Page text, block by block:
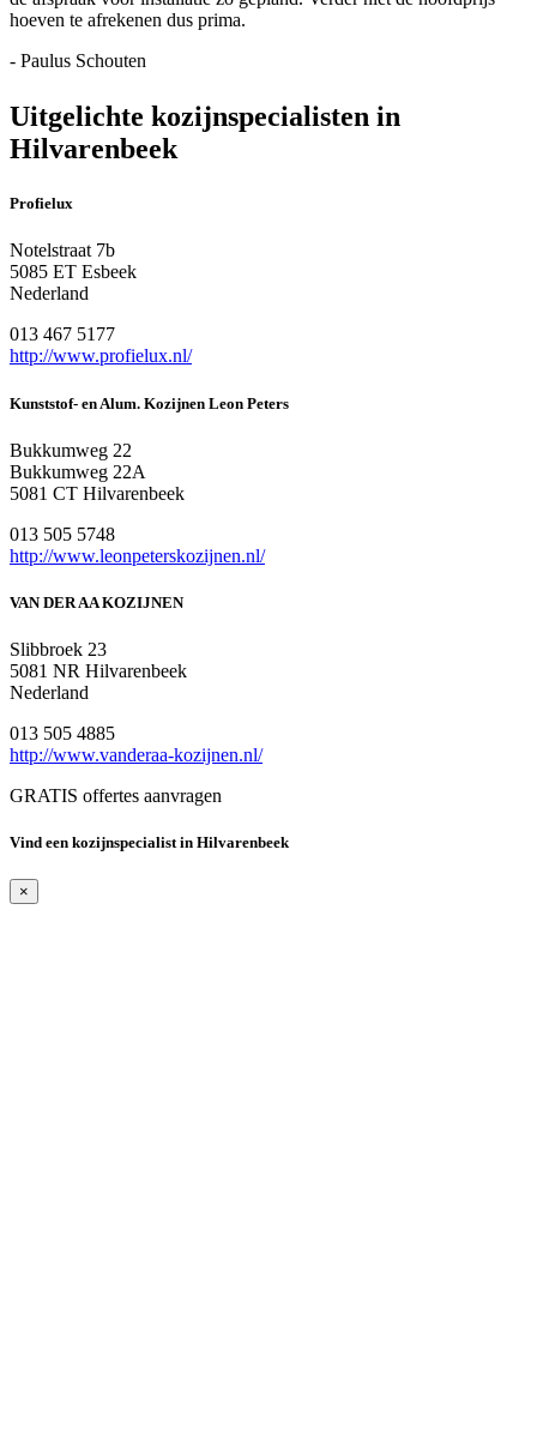
hoeven te afrekenen dus prima.
- Paulus Schouten
Uitgelichte kozijnspecialisten in
Hilvarenbeek
Profielux
Notelstraat 7b
5085 ET Esbeek
Nederland
013 467 5177
http://www.profielux.nl/
Kunststof- en Alum. Kozijnen Leon Peters
Bukkumweg 22
Bukkumweg 22A
5081 CT Hilvarenbeek
013 505 5748
http://www.leonpeterskozijnen.nl/
VAN DER AA KOZIJNEN
Slibbroek 23
5081 NR Hilvarenbeek
Nederland
013 505 4885
http://www.vanderaa-kozijnen.nl/
GRATIS offertes aanvragen
Vind een kozijnspecialist in Hilvarenbeek
×